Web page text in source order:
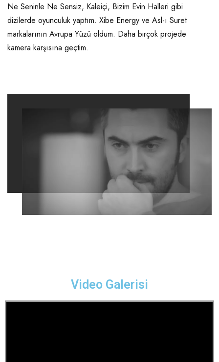
Ne Seninle Ne Sensiz, Kaleiçi, Bizim Evin Halleri gibi
dizilerde oyunculuk yaptım. Xibe Energy ve Asl-ı Suret
markalarının Avrupa Yüzü oldum. Daha birçok projede
kamera karşısına geçtim.
Video Galerisi